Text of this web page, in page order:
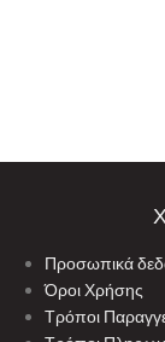
Προσωπικά
Όροι Χρήσης
Τρόποι